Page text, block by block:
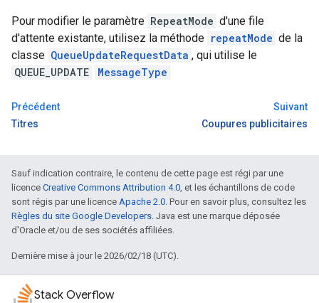
Pour modifier le paramètre RepeatMode d'une file
d'attente existante, utilisez la méthode repeatMode de la
classe QueueUpdateRequestData , qui utilise le
QUEUE_UPDATE
MessageType
Précédent
Titres
Suivant
Coupures publicitaires
Sauf indication contraire, le contenu de cette page est régi par une
licence Creative Commons Attribution 4.0, et les échantillons de code
sont régis par une licence Apache 2.0. Pour en savoir plus, consultez les
Règles du site Google Developers. Java est une marque déposée
d'Oracle et/ou de ses sociétés affiliées.
Dernière mise à jour le 2026/02/18 (UTC).
Stack Overflow